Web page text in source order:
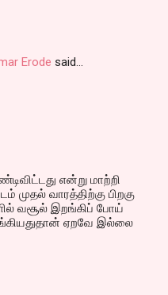
Erode said…
என்று மாற்றி
முதல் வாரத்திற்கு பிறகு
வசூல் இறங்கிப் போய்
ஏறவே இல்லை